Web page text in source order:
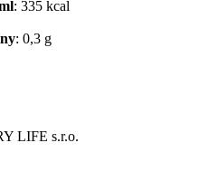
: 335 kcal
: 0,3 g
LIFE s.r.o.